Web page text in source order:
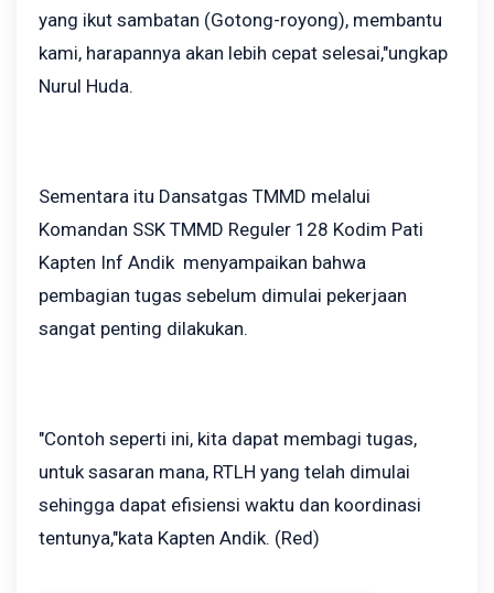
yang ikut sambatan (Gotong-royong), membantu
kami, harapannya akan lebih cepat selesai,"ungkap
Nurul Huda.
Sementara itu Dansatgas TMMD melalui
Komandan SSK TMMD Reguler 128 Kodim Pati
Kapten Inf Andik menyampaikan bahwa
pembagian tugas sebelum dimulai pekerjaan
sangat penting dilakukan.
"Contoh seperti ini, kita dapat membagi tugas,
untuk sasaran mana, RTLH yang telah dimulai
sehingga dapat efisiensi waktu dan koordinasi
tentunya,"kata Kapten Andik. (Red)